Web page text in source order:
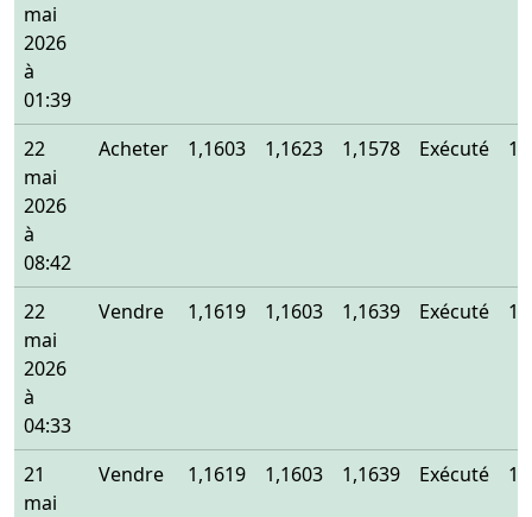
mai
2026
à
01:39
22
mai
2026
à
08:42
Acheter 1,1603 1,1623 1,1578 Exécuté
22
mai
2026
à
04:33
Vendre 1,1619 1,1603 1,1639 Exécuté
21
mai
Vendre 1,1619 1,1603 1,1639 Exécuté